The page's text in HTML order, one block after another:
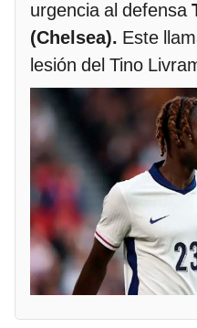
urgencia al defensa
(Chelsea). Este
lesión del Tino